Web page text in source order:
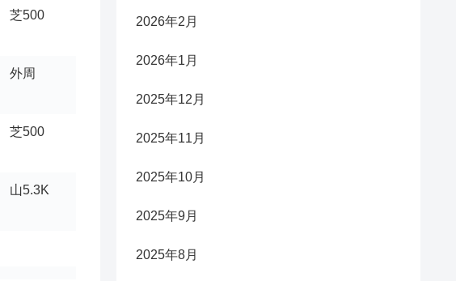
芝500
外周
芝500
山5.3K
2026年2月
2026年1月
2025年12月
2025年11月
2025年10月
2025年9月
2025年8月